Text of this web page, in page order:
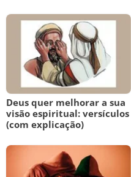
Deus quer melhorar a sua
visão espiritual: versículos
(com explicação)